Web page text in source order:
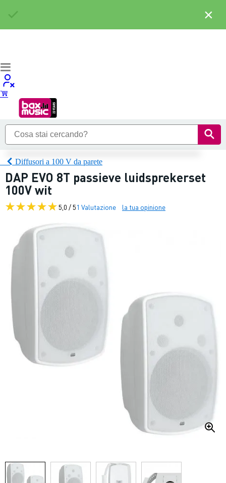
Diffusori a 100 V da parete
DAP EVO 8T passieve luidsprekerset
100V wit
5,0 / 51 Valutazione la tua opinione
×